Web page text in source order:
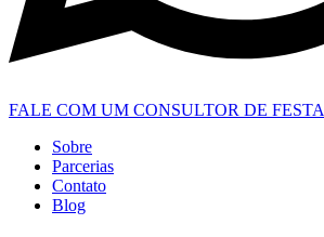
FALE COM UM CONSULTOR DE FESTA
Sobre
Parcerias
Contato
Blog